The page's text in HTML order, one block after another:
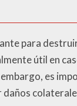
para
útil en
es